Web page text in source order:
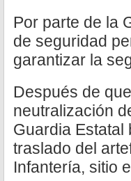
Por parte de la
de seguridad
garantizar la
Después de
neutralización
Guardia Estatal
traslado del
Infantería, sitio